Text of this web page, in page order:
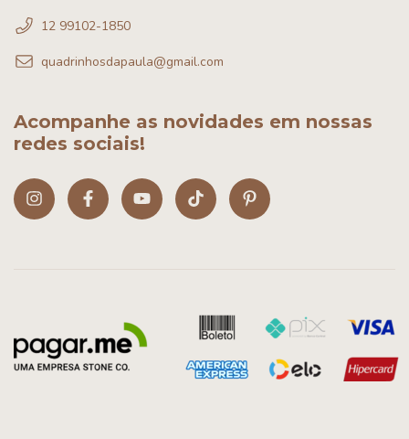
12 99102-1850
quadrinhosdapaula@gmail.com
Acompanhe as novidades em nossas
redes sociais!